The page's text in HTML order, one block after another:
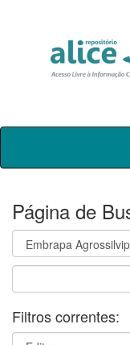
Skip
Página de
Filtros correntes: